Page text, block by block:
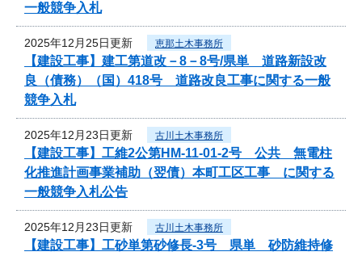
一般競争入札
2025年12月25日更新 恵那土木事務所
【建設工事】建工第道改－8－8号/県単 道路新設改
良（債務）（国）418号 道路改良工事に関する一般
競争入札
2025年12月23日更新 古川土木事務所
【建設工事】工維2公第HM-11-01-2号 公共 無電柱
化推進計画事業補助（翌債）本町工区工事 に関する
一般競争入札公告
2025年12月23日更新 古川土木事務所
【建設工事】工砂単第砂修長-3号 県単 砂防維持修